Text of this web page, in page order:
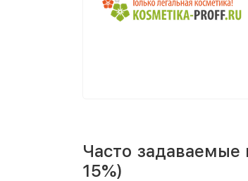
Часто
15%)